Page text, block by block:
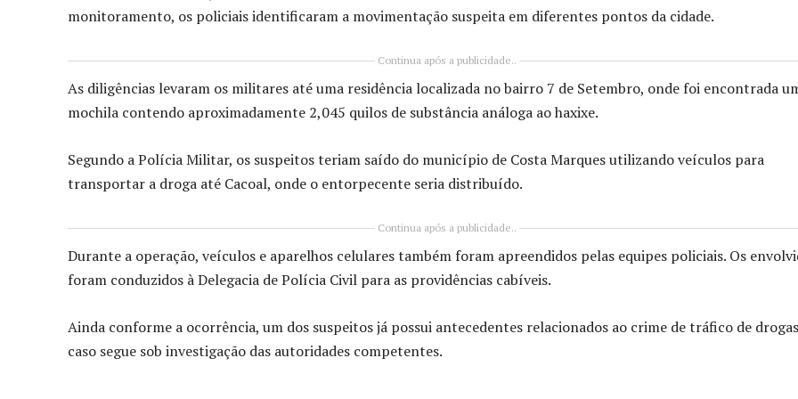
monitoramento, os policiais identificaram a movimentação suspeita em diferentes pontos da cidade.
Continua após a publicidade..
As diligências levaram os militares até uma residência localizada no bairro 7 de Setembro, onde foi encontrada
mochila contendo aproximadamente 2,045 quilos de substância análoga ao haxixe.
Segundo a Polícia Militar, os suspeitos teriam saído do município de Costa Marquesutilizando veículos para
transportar a droga até Cacoal, onde o entorpecente seria distribuído.
Continua após a publicidade..
Durante a operação, veículos e aparelhos celulares também foram apreendidos pelas equipes policiais. Os
foram conduzidos à Delegacia de Polícia Civil para as providências cabíveis.
Ainda conforme a ocorrência, um dos suspeitos já possui antecedentes relacionados ao crime de tráfico de
caso segue sob investigação das autoridades competentes.